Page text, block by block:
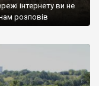
інтернету ви не
розповів
вразив не лише